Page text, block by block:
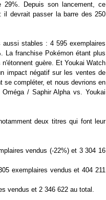
29%. Depuis son lancement, ce
il devrait passer la barre des 250
stables : 4 595 exemplaires
La franchise Pokémon étant plus
guère. Et Youkai Watch
impact négatif sur les ventes de
se compléter, et nous devrions en
/ Saphir Alpha vs. Youkai
deux titres qui font leur
vendus (-22%) et 3 304 16
exemplaires vendus et 404 211
vendus et 2 346 622 au total.